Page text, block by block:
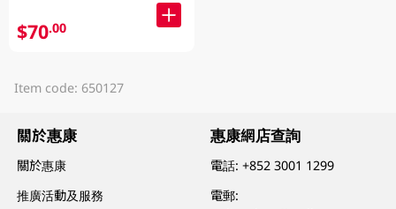
$70.00
Item code: 650127
關於惠康
關於惠康
推廣活動及服務
惠康網店查詢
電話:+852 3001 1299
電郵: